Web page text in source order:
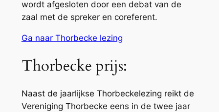
wordt afgesloten door een debat van de
zaal met de spreker en coreferent.
Ga naar Thorbecke lezing
Thorbecke prijs:
Naast de jaarlijkse Thorbeckelezing reikt de
Vereniging Thorbecke eens in de twee jaar